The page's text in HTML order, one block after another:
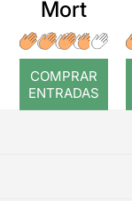
Mort
COMPRAR
ENTRADAS